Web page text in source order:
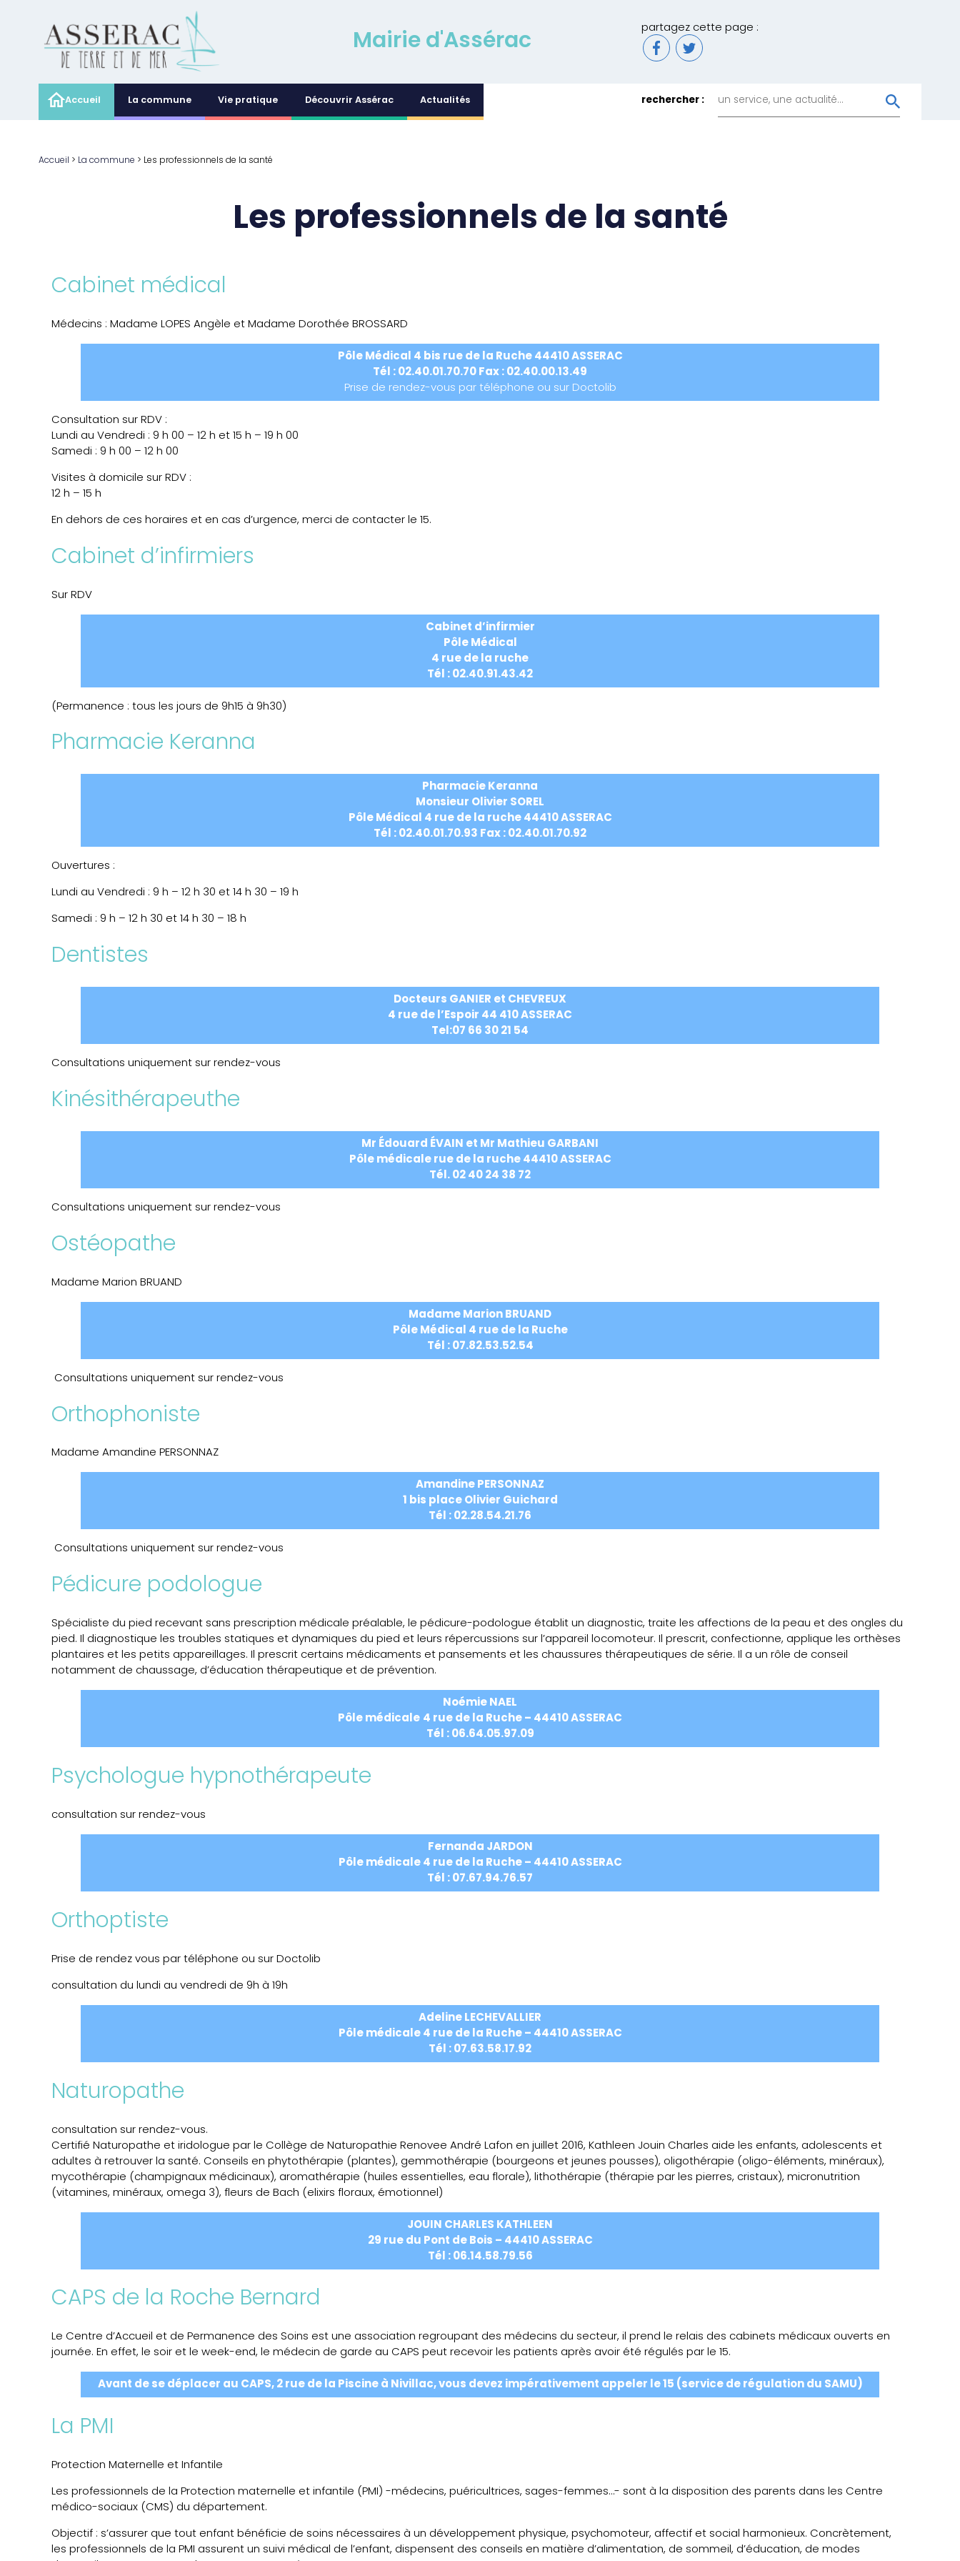
Mairie d'Assérac partagez cette page :
Accueil La commune Vie pratique Découvrir Assérac Actualités rechercher :
Accueil > La commune > Les professionnels de la santé
Les professionnels de la santé
Cabinet médical
Médecins : Madame LOPES Angèle et Madame Dorothée BROSSARD
Pôle Médical 4 bis rue de la Ruche 44410 ASSERAC
Tél : 02.40.01.70.70 Fax : 02.40.00.13.49
Prise de rendez-vous par téléphone ou sur Doctolib
Consultation sur RDV :
Lundi au Vendredi : 9 h 00 – 12 h et 15 h – 19 h 00
Samedi : 9 h 00 – 12 h 00
Visites à domicile sur RDV :
12 h – 15 h
En dehors de ces horaires et en cas d’urgence, merci de contacter le 15.
Cabinet d’infirmiers
Sur RDV
Cabinet d’infirmier
Pôle Médical
4 rue de la ruche
Tél : 02.40.91.43.42
(Permanence : tous les jours de 9h15 à 9h30)
Pharmacie Keranna
Pharmacie Keranna
Monsieur OlivierSOREL
Pôle Médical 4 rue de la ruche 44410 ASSERAC
Tél : 02.40.01.70.93 Fax : 02.40.01.70.92
Ouvertures :
Lundi au Vendredi : 9 h – 12 h 30 et 14 h 30 – 19 h
Samedi : 9 h – 12 h 30 et 14 h 30 – 18 h
Dentistes
Docteurs GANIER et CHEVREUX
4 rue de l’Espoir 44 410 ASSERAC
Tel:07 66 30 21 54
Consultations uniquement sur rendez-vous
Kinésithérapeuthe
Mr Édouard ÉVAIN et Mr Mathieu GARBANI
Pôle médicale rue de la ruche 44410 ASSERAC
Tél. 02 40 24 38 72
Consultations uniquement sur rendez-vous
Ostéopathe
Madame Marion BRUAND
Madame Marion BRUAND
Pôle Médical 4 rue de la Ruche
Tél : 07.82.53.52.54
Consultations uniquement sur rendez-vous
Orthophoniste
Madame Amandine PERSONNAZ
Amandine PERSONNAZ
1 bis place Olivier Guichard
Tél : 02.28.54.21.76
Consultations uniquement sur rendez-vous
Pédicure podologue
Spécialiste du pied recevant sans prescription médicale préalable, le pédicure-podologue établit un diagnostic, traite les affections de la peau et des ongles du
pied. Il diagnostique les troubles statiques et dynamiques du pied et leurs répercussions sur l’appareil locomoteur. Il prescrit, confectionne, applique les orthèses
plantaires et les petits appareillages. Il prescrit certains médicaments et pansements et les chaussures thérapeutiques de série. Il a un rôle de conseil
notamment de chaussage, d’éducation thérapeutique et de prévention.
Noémie NAEL
Pôle médicale4 rue de la Ruche – 44410 ASSERAC
Tél :06.64.05.97.09
Psychologue hypnothérapeute
consultation sur rendez-vous
Fernanda JARDON
Pôle médicale 4 rue de la Ruche – 44410 ASSERAC
Tél :07.67.94.76.57
Orthoptiste
Prise de rendez vous par téléphone ou sur Doctolib
consultation du lundi au vendredi de 9h à 19h
Adeline LECHEVALLIER
Pôle médicale 4 rue de la Ruche – 44410 ASSERAC
Tél : 07.63.58.17.92
Naturopathe
consultation sur rendez-vous.
Certifié Naturopathe et iridologue par le Collège de Naturopathie Renovee André Lafon en juillet 2016, Kathleen Jouin Charles aide les enfants, adolescents et
adultes à retrouver la santé. Conseils en phytothérapie (plantes), gemmothérapie (bourgeons et jeunes pousses), oligothérapie (oligo-éléments, minéraux),
mycothérapie (champignaux médicinaux), aromathérapie (huiles essentielles, eau florale), lithothérapie (thérapie par les pierres, cristaux), micronutrition
(vitamines, minéraux, omega 3), fleurs de Bach (elixirs floraux, émotionnel)
JOUIN CHARLES KATHLEEN
29 rue du Pont de Bois – 44410 ASSERAC
Tél : 06.14.58.79.56
CAPS de la Roche Bernard
Le Centre d’Accueil et de Permanence des Soins est une association regroupant des médecins du secteur, il prend le relais des cabinets médicaux ouverts en
journée. En effet, le soir et le week-end, le médecin de garde au CAPS peut recevoir les patients après avoir été régulés par le 15.
Avant de se déplacer au CAPS, 2 rue de la Piscine à Nivillac, vous devez impérativement appeler le 15 (service de régulation du SAMU)
La PMI
Protection Maternelle et Infantile
Les professionnels de la Protection maternelle et infantile (PMI) -médecins, puéricultrices, sages-femmes…- sont à la disposition des parents dans les Centre
médico-sociaux (CMS) du département.
Objectif : s’assurer que tout enfant bénéficie de soins nécessaires à un développement physique, psychomoteur, affectif et social harmonieux. Concrètement,
les professionnels de la PMI assurent un suivi médical de l’enfant, dispensent des conseils en matière d’alimentation, de sommeil, d’éducation, de modes